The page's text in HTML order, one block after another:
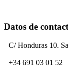
Datos de
C/ Honduras 10.
+34 691 03 01 52